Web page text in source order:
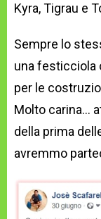
Kyra, Tigrau e
Sempre lo
una festicciola
per le
Molto carina…
della prima
avremmo